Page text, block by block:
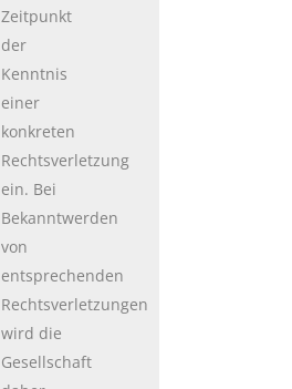
Zeitpunkt
der
Kenntnis
einer
konkreten
Rechtsverletzung
ein. Bei
Bekanntwerden
von
entsprechenden
Rechtsverletzungen
wird die
Gesellschaft